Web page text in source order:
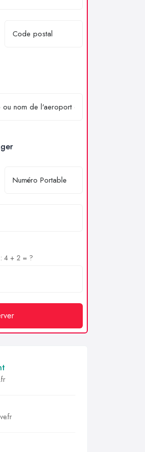
4 + 2 = ?